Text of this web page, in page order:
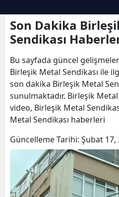
Son Dakika
Sendikası
Bu sayfada güncel
Birleşik Metal Sendikası ile
son dakika Birleşik Metal
sunulmaktadır. Birleşik
video, Birleşik Metal
Metal Sendikası haberleri
Güncelleme Tarihi: Şubat 17,